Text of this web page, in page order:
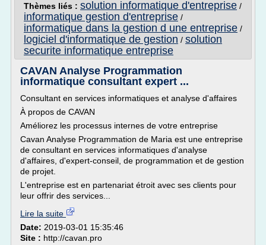
Thèmes liés : solution informatique d'entreprise /
informatique gestion d'entreprise /
informatique dans la gestion d une entreprise /
logiciel d'informatique de gestion / solution
securite informatique entreprise
CAVAN Analyse Programmation
informatique consultant expert ...
Consultant en services informatiques et analyse d'affaires
À propos de CAVAN
Améliorez les processus internes de votre entreprise
Cavan Analyse Programmation de Maria est une entreprise
de consultant en services informatiques d'analyse
d'affaires, d'expert-conseil, de programmation et de gestion
de projet.
L'entreprise est en partenariat étroit avec ses clients pour
leur offrir des services...
Lire la suite
Date: 2019-03-01 15:35:46
Site : http://cavan.pro